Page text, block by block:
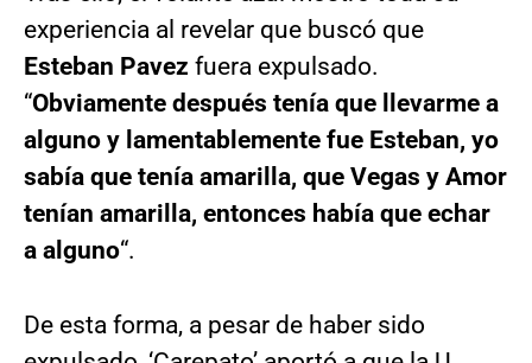
experiencia al revelar que buscó que
Esteban Pavez fuera expulsado.
“Obviamente después tenía que llevarme a
alguno y lamentablemente fue Esteban, yo
sabía que tenía amarilla, que Vegas y Amor
tenían amarilla, entonces había que echar
a alguno“.
De esta forma, a pesar de haber sido